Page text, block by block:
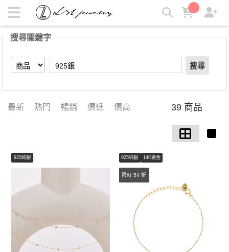
【925銀】搜尋結果 | LZL Jewelry 輕珠寶飾品
搜尋關鍵字
搜尋
最新 熱門 暢銷 價低 價高 39 商品
925純銀
限時 54 折
925純銀 14K黃金